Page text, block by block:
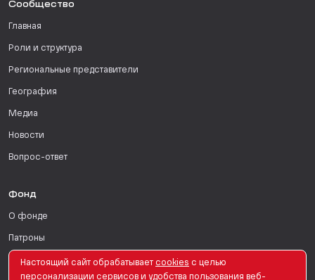
Сообщество
Главная
Роли и структура
Региональные представители
География
Медиа
Новости
Вопрос-ответ
Фонд
О фонде
Патроны
Поддержать
Настоящий сайт обрабатывает сookies с целью
персонализации сервисов и удобства пользования веб-